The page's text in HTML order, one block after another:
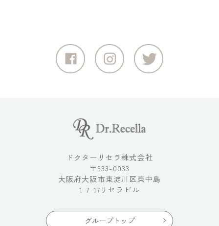
ドクターリセラ株式会社
〒533-0033
大阪府大阪市東淀川区東中島
1-7-17リセラビル
グループトップ